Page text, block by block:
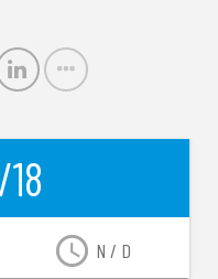
access_time N / D